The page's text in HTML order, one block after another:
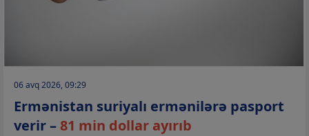
06 avq 2026, 09:29
Ermənistan suriyalı ermənilərə pasport
verir –81 min dollar ayırıb